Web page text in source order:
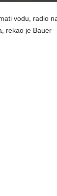
vodu, radio
rekao je Bauer